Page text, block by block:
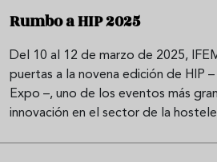
Rumbo a HIP 2025
Del 10 al 12 de marzo de 2025,
puertas a la novena edición de HIP
Expo –, uno de los eventos más
innovación en el sector de la